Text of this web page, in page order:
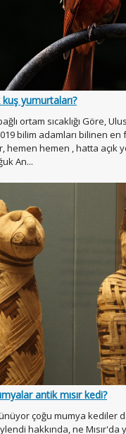
kuş yumurtaları?
ortam sıcaklığı Göre,
bilim adamları bilinen en
hemen hemen , hatta açık
An...
antik mısır kedi?
çoğu mumya kediler
hakkında, ne Mısır'da